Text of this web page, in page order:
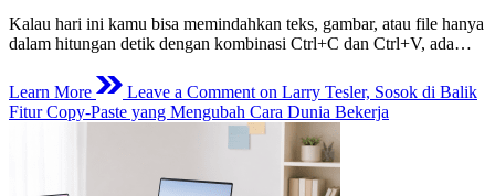
Kalau hari ini kamu bisa memindahkan teks, gambar, atau file hanya
dalam hitungan detik dengan kombinasi Ctrl+C dan Ctrl+V, ada…
Learn More Leave a Comment on Larry Tesler, Sosok di Balik
Fitur Copy-Paste yang Mengubah Cara Dunia Bekerja